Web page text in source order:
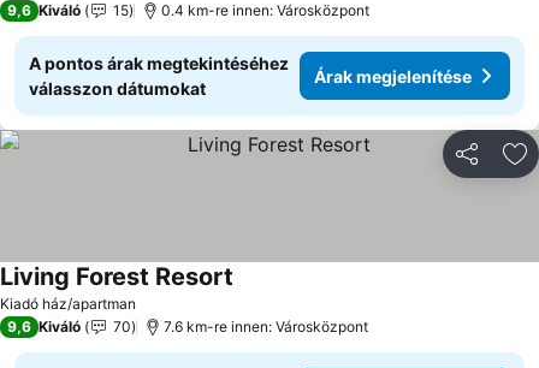
9,6 Kiváló 15 0.4 km-re innen: Városközpont
A pontos árak megtekintéséhez
válasszon dátumokat
Árak megjelenítése
Kiadó ház/apartman
Living Forest Resort
9,6 Kiváló 70 7.6 km-re innen: Városközpont